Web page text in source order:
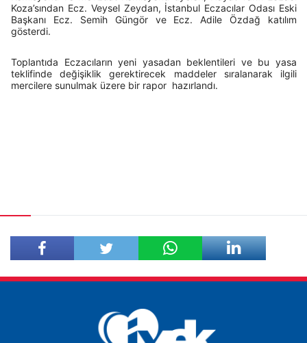
Koza’sından Ecz. Veysel Zeydan, İstanbul Eczacılar Odası Eski
Başkanı Ecz. Semih Güngör ve Ecz. Adile Özdağ katılım
gösterdi.
Toplantıda Eczacıların yeni yasadan beklentileri ve bu yasa
teklifinde değişiklik gerektirecek maddeler sıralanarak ilgili
mercilere sunulmak üzere bir rapor hazırlandı.